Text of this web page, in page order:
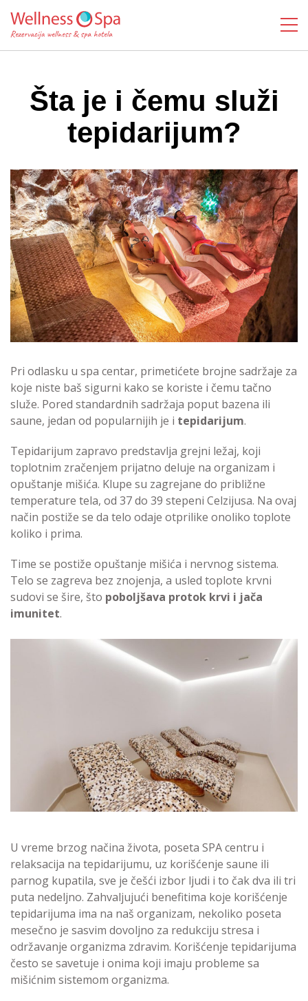
Šta je i čemu služi
tepidarijum?
Pri odlasku u spa centar, primetićete brojne sadržaje za
koje niste baš sigurni kako se koriste i čemu tačno
služe. Pored standardnih sadržaja poput bazena ili
saune, jedan od popularnijih je i tepidarijum.
Tepidarijum zapravo predstavlja grejni ležaj, koji
toplotnim zračenjem prijatno deluje na organizam i
opuštanje mišića. Klupe su zagrejane do približne
temperature tela, od 37 do 39 stepeni Celzijusa. Na ovaj
način postiže se da telo odaje otprilike onoliko toplote
koliko i prima.
Time se postiže opuštanje mišića i nervnog sistema.
Telo se zagreva bez znojenja, a usled toplote krvni
sudovi se šire, što poboljšava protok krvi i jača
imunitet.
U vreme brzog načina života, poseta SPA centru i
relaksacija na tepidarijumu, uz korišćenje saune ili
parnog kupatila, sve je češći izbor ljudi i to čak dva ili tri
puta nedeljno. Zahvaljujući benefitima koje korišćenje
tepidarijuma ima na naš organizam, nekoliko poseta
mesečno je sasvim dovoljno za redukciju stresa i
održavanje organizma zdravim. Korišćenje tepidarijuma
često se savetuje i onima koji imaju probleme sa
mišićnim sistemom organizma.